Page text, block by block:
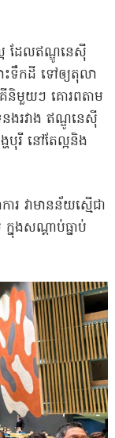
ដែលឥណ្ឌូនេសុី
ទឹកដី ទៅឲ្យតុលា
គីនិមួយៗ គោរពតាម
ងរវាង ឥណ្ឌូនេស៉ី
រី នៅតែល្អនិង
វាមានន័យស្មើជា
នុងសណ្តាប់ធ្នាប់